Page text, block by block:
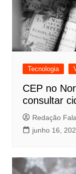
Tecnologia
CEP no
consultar
Redação
junho 16,